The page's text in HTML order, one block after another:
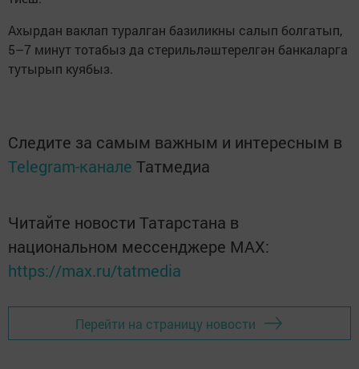
Ахырдан ваклап туралган базиликны салып болгатып,
5–7 минут тотабыз да стерильләштерелгән банкаларга
тутырып куябыз.
Следите за самым важным и интересным в
Telegram-канале Татмедиа
Читайте новости Татарстана в
национальном мессенджере MАХ:
https://max.ru/tatmedia
Перейти на страницу новости